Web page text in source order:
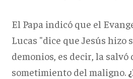
El Papa indicó que el
Lucas "dice que Jesús hizo
demonios, es decir, la salvó
sometimiento del maligno.